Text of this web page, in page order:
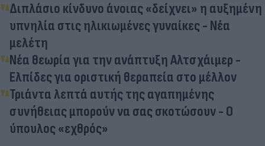
Διπλάσιο κίνδυνο άνοιας «δείχνει» η αυξημένη
υπνηλία στις ηλικιωμένες γυναίκες - Νέα
μελέτη
Νέα θεωρία για την ανάπτυξη Αλτσχάιμερ -
Ελπίδες για οριστική θεραπεία στο μέλλον
Τριάντα λεπτά αυτής της αγαπημένης
συνήθειας μπορούν να σας σκοτώσουν - Ο
ύπουλος «εχθρός»